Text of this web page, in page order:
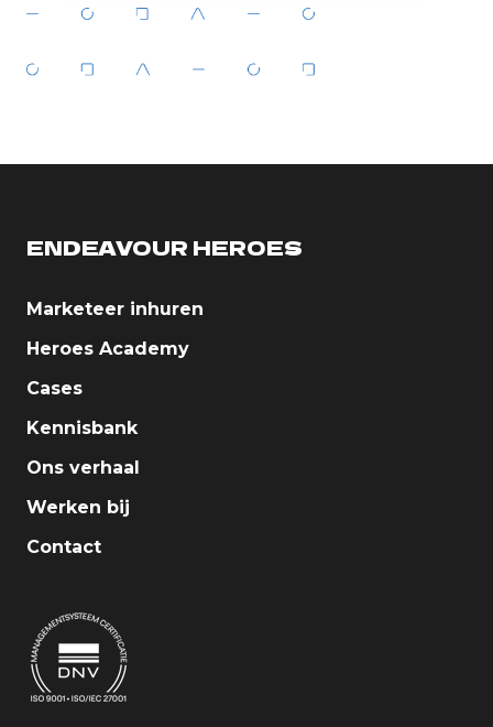
ENDEAVOUR HEROES
Marketeer inhuren
Heroes Academy
Cases
Kennisbank
Ons verhaal
Werken bij
Contact